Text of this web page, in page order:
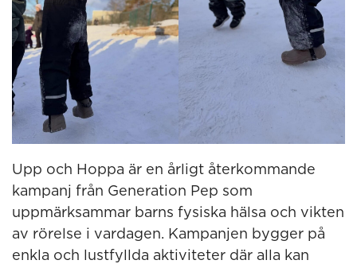
Upp och Hoppa är en årligt återkommande
kampanj från Generation Pep som
uppmärksammar barns fysiska hälsa och vikten
av rörelse i vardagen. Kampanjen bygger på
enkla och lustfyllda aktiviteter där alla kan